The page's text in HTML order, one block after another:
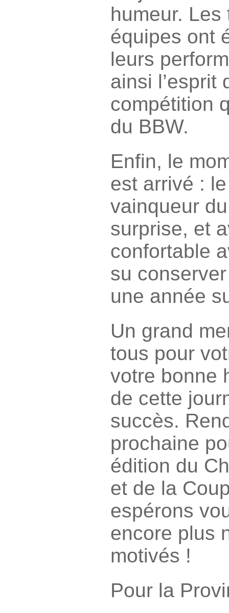
humeur.
équipes ont
leurs
ainsi l’esprit
compétition
du BBW.
Enfin, le
est arrivé :
vainqueur
surprise, et
confortable
su
une année
Un grand
tous pour
votre bonne
de cette
succès.
prochaine
édition du
et de la
espérons
encore plus
motivés !
Pour la